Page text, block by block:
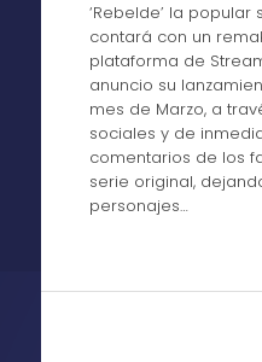
‘Rebelde’ la
contará con un
plataforma de
anuncio su
mes de Marzo, a
sociales y de
comentarios de los
serie original,
personajes…